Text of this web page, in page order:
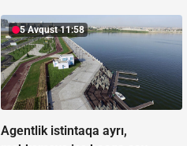
5 Avqust 11:58
Agentlik istintaqa ayrı,